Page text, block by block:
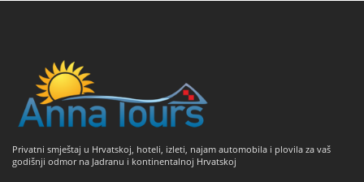
Privatni smještaj u Hrvatskoj, hoteli, izleti, najam automobila i plovila za vaš
godišnji odmor na Jadranu i kontinentalnoj Hrvatskoj